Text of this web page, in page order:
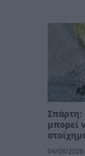
Σπάρτη:
μπορεί
04/08/2026